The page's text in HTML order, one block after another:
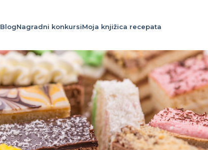
BlogNagradni konkursiMoja knjižica recepata